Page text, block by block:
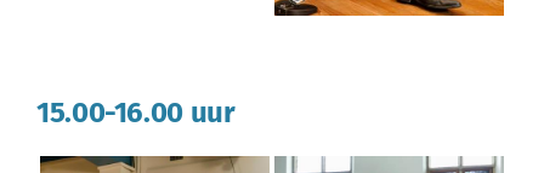
15.00-16.00 uur